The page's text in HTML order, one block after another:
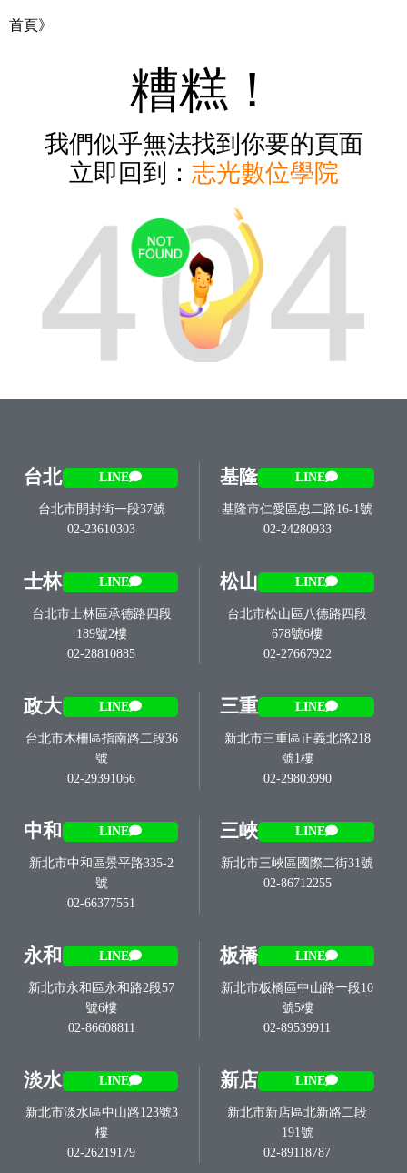
首頁》
糟糕！
我們似乎無法找到你要的頁面
立即回到： 志光數位學院
台北 LINE
台北市開封街一段37號
02-23610303
基隆 LINE
基隆市仁愛區忠二路16-1號
02-24280933
士林 LINE
台北市士林區承德路四段
189號2樓
02-28810885
松山 LINE
台北市松山區八德路四段
678號6樓
02-27667922
政大 LINE
台北市木柵區指南路二段36
號
02-29391066
三重 LINE
新北市三重區正義北路218
號1樓
02-29803990
中和 LINE
新北市中和區景平路335-2
號
02-66377551
三峽 LINE
新北市三峽區國際二街31號
02-86712255
永和 LINE
新北市永和區永和路2段57
號6樓
02-86608811
板橋 LINE
新北市板橋區中山路一段10
號5樓
02-89539911
淡水 LINE
新北市淡水區中山路123號3
樓
02-26219179
新店 LINE
新北市新店區北新路二段
191號
02-89118787